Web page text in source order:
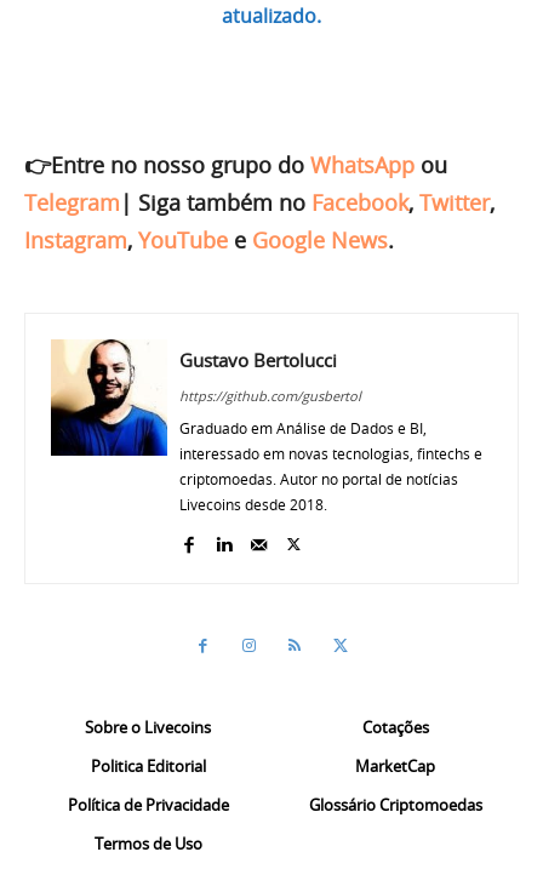
atualizado.
👉Entre no nosso grupo do WhatsApp ou
Telegram | Siga também no Facebook, Twitter,
Instagram, YouTube e Google News.
Gustavo Bertolucci
https://github.com/gusbertol
Graduado em Análise de Dados e BI,
interessado em novas tecnologias, fintechs e
criptomoedas. Autor no portal de notícias
Livecoins desde 2018.
Sobre o Livecoins
Politica Editorial
Política de Privacidade
Termos de Uso
Cotações
MarketCap
Glossário Criptomoedas